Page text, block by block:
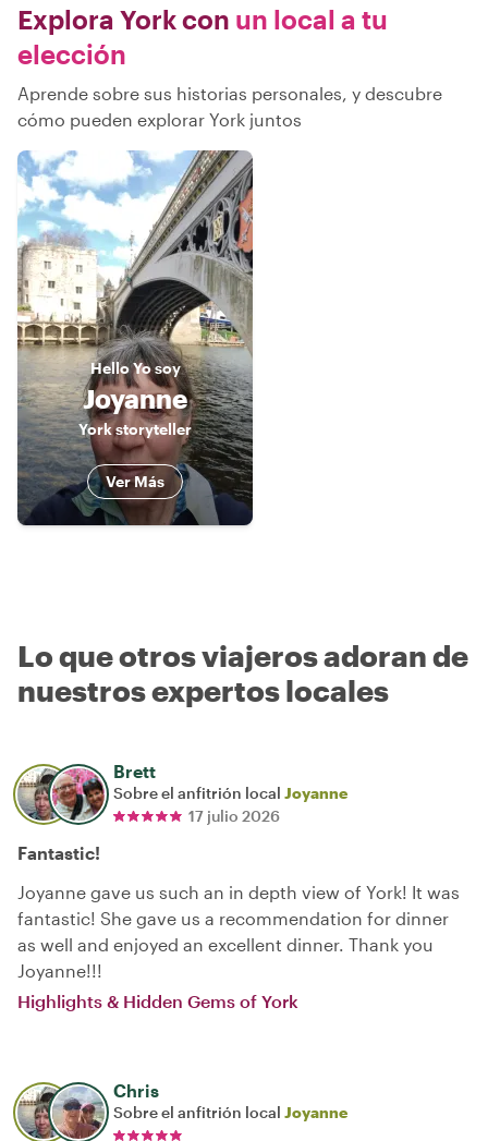
Explora York con un local a tu
elección
Aprende sobre sus historias personales, y descubre
cómo pueden explorar York juntos
Hello Yo soy
Joyanne
York storyteller
Ver Más
Lo que otros viajeros adoran de
nuestros expertos locales
Brett
Sobre el anfitrión local Joyanne
17 julio 2026
Fantastic!
Joyanne gave us such an in depth view of York! It was
fantastic! She gave us a recommendation for dinner
as well and enjoyed an excellent dinner. Thank you
Joyanne!!!
Highlights & Hidden Gems of York
Chris
Sobre el anfitrión local Joyanne